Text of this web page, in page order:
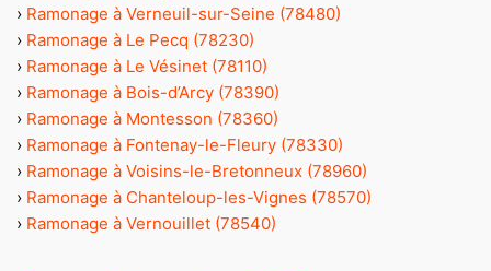
› Ramonage à Verneuil-sur-Seine (78480)
› Ramonage à Le Pecq (78230)
› Ramonage à Le Vésinet (78110)
› Ramonage à Bois-d’Arcy (78390)
› Ramonage à Montesson (78360)
› Ramonage à Fontenay-le-Fleury (78330)
› Ramonage à Voisins-le-Bretonneux (78960)
› Ramonage à Chanteloup-les-Vignes (78570)
› Ramonage à Vernouillet (78540)